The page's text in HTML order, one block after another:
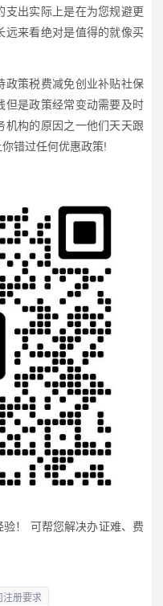
支出实际上是在为您规避更
远来看绝对是值得的就像买
政策税费减免创业补贴社保
但是政策经常变动需要及时
机构的原因之一他们天天跟
错过任何优惠政策!
！ 可帮您解决办证难、费
注册要求